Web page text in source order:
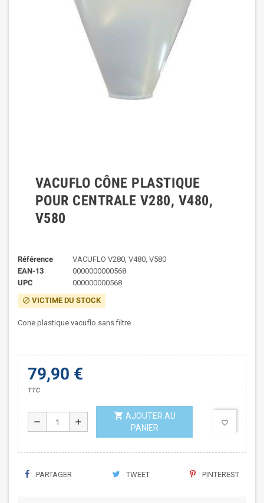
VACUFLO CÔNE PLASTIQUE
POUR CENTRALE V280, V480,
V580
Référence
VACUFLO V280, V480, V580
EAN-13
0000000000568
UPC
000000000568
block VICTIME DU STOCK
Cone plastique vacuflo sans filtre
79,90 €
TTC
remove add
shopping_cart AJOUTER AU
PANIER
favorite_border
PARTAGER TWEET PINTEREST